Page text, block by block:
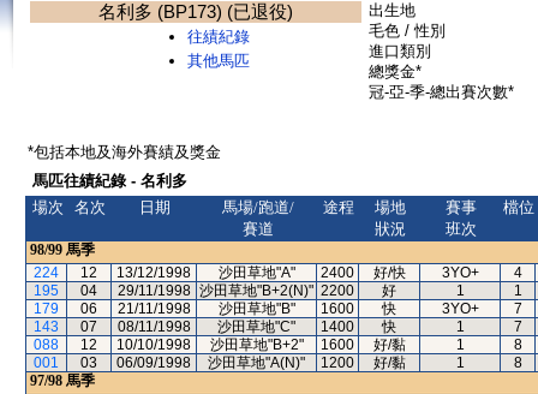
名利多 (BP173) (已退役)
往績紀錄
其他馬匹
出生地
毛色 / 性別
進口類別
總獎金*
冠-亞-季-總出賽次數*
*包括本地及海外賽績及獎金
馬匹往績紀錄 - 名利多
場次
名次 日期
馬場/跑道/
賽道
途程
場地
狀況
賽事
班次
檔位
98/99 馬季
224
12 13/12/1998 沙田草地"A" 2400 好/快 3YO+
4
195
04 29/11/1998 沙田草地"B+2(N)" 2200 好 1
1
179
06 21/11/1998 沙田草地"B" 1600 快 3YO+
7
143
07 08/11/1998 沙田草地"C" 1400 快 1
7
088
12 10/10/1998 沙田草地"B+2" 1600 好/黏 1
8
001
03 06/09/1998 沙田草地"A(N)" 1200 好/黏 1
8
97/98 馬季